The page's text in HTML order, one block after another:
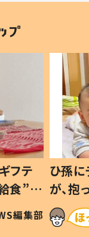
フテ
食”を
の親
編集部
ひ孫
が、
「涙が
い」